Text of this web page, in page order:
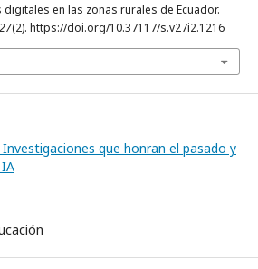
en las zonas rurales de Ecuador.
27(2). https://doi.org/10.37117/s.v27i2.1216
que honran el pasado y